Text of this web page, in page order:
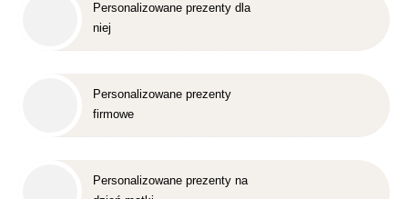
Personalizowane prezenty dla
niej
Personalizowane prezenty
firmowe
Personalizowane prezenty na